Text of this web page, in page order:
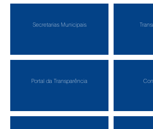
Secretarias Municipais
Portal da Transparência